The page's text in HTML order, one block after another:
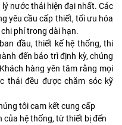
nước thải hiện đại nhất. Các
yêu cầu cấp thiết, tối ưu hóa
phí trong dài hạn.
đầu, thiết kế hệ thống, thi
đến bảo trì định kỳ, chúng
hàng yên tâm rằng mọi
thải đều được chăm sóc kỹ
tôi cam kết cung cấp
của hệ thống, từ thiết bị đến